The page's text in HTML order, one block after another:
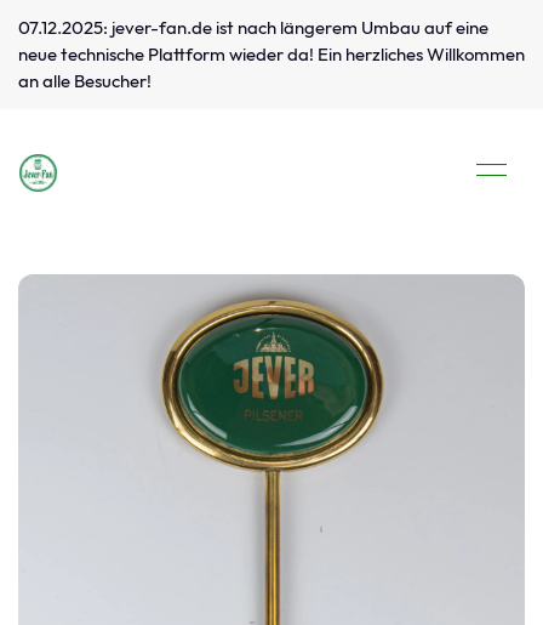
07.12.2025: jever-fan.de ist nach längerem Umbau auf eine
neue technische Plattform wieder da! Ein herzliches Willkommen
an alle Besucher!